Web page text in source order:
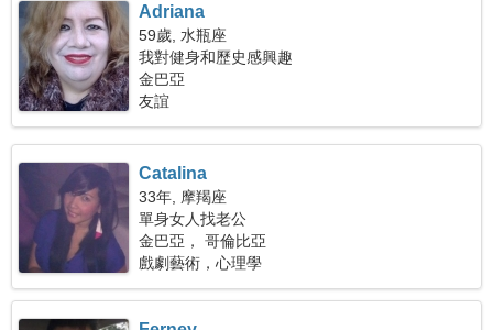
Adriana
59歲, 水瓶座
我對健身和歷史感興趣
金巴亞
友誼
Catalina
33年, 摩羯座
單身女人找老公
金巴亞， 哥倫比亞
戲劇藝術，心理學